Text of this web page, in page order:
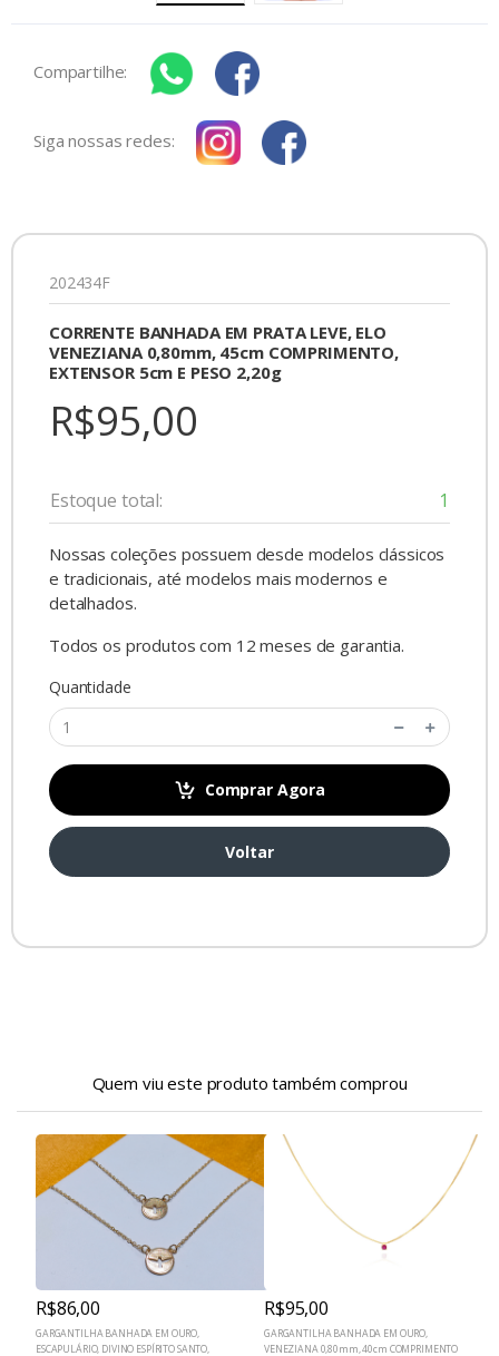
Compartilhe:
Siga nossas redes:
202434F
CORRENTE BANHADA EM PRATA LEVE, ELO
VENEZIANA 0,80mm, 45cm COMPRIMENTO,
EXTENSOR 5cm E PESO 2,20g
R$95,00
Estoque total: 1
Nossas coleções possuem desde modelos clássicos
e tradicionais, até modelos mais modernos e
detalhados.
Todos os produtos com 12 meses de garantia.
Quantidade
Comprar Agora
Voltar
Quem viu este produto também comprou
R$86,00
GARGANTILHA BANHADA EM OURO,
ESCAPULÁRIO, DIVINO ESPÍRITO SANTO,
R$95,00
GARGANTILHA BANHADA EM OURO,
VENEZIANA 0,80mm, 40cm COMPRIMENTO